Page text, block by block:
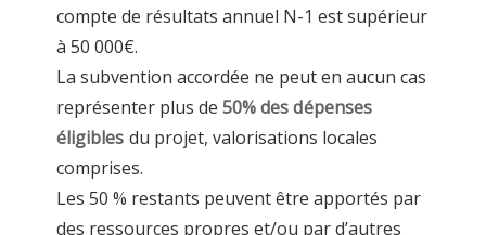
compte de résultats annuel N-1 est supérieur
à 50 000€.
La subvention accordée ne peut en aucun cas
représenter plus de 50% des dépenses
éligibles du projet, valorisations locales
comprises.
Les 50 % restants peuvent être apportés par
des ressources propres et/ou par d’autres